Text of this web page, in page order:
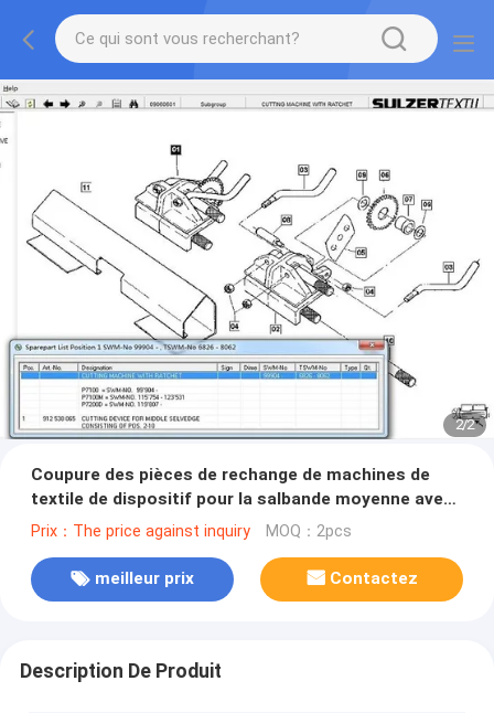
2/2
Coupure des pièces de rechange de machines de
textile de dispositif pour la salbande moyenne avec
le rochet
Prix：The price against inquiry MOQ：2pcs
meilleur prix Contactez
Description De Produit